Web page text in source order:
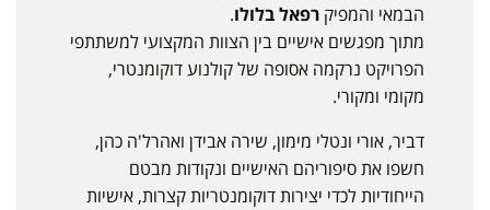
הבמאי והמפיק רפאל בלולו.
מתוך מפגשים אישיים בין הצוות המקצועי למשתתפי
הפרויקט נרקמה אסופה של קולנוע דוקומנטרי,
מקומי ומקורי.
דביר, אורי ונטלי מימון, שירה אבידן ואהרל'ה כהן,
חשפו את סיפוריהם האישיים ונקודות מבטם
הייחודיות לכדי יצירות דוקומנטריות קצרות, אישיות